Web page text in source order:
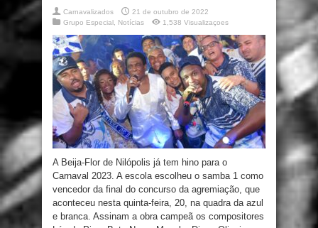
Carnavalizados
21 de outubro de 2022
Grupo Especial
Notícias 1,538 Visualizaçoes
A Beija-Flor de Nilópolis já tem hino para o
Carnaval 2023. A escola escolheu o samba 1 como
vencedor da final do concurso da agremiação, que
aconteceu nesta quinta-feira, 20, na quadra da azul
e branca. Assinam a obra campeã os compositores